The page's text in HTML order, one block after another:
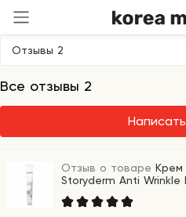
Storyderm
Отзывы 2
Все отзывы 2
Отзыв о товаре Крем
Storyderm Anti Wrinkle